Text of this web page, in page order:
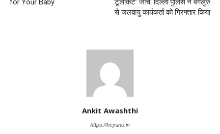
for Your Baby
‘टूलकिट’ जांच: दिल्ली पुलिस ने बेंगलुरु
से जलवायु कार्यकर्ता को गिरफ्तार किया
Ankit Awashthi
https://heyuno.in